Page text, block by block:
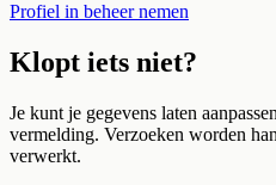
Profiel in beheer nemen
Klopt iets niet?
Je kunt je gegevens laten
vermelding. Verzoeken worden
verwerkt.